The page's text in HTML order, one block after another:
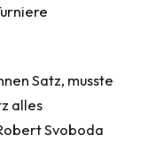
Satz, musste
alles
Svoboda